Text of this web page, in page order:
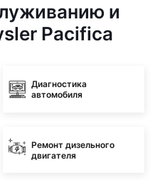
и
Pacifica
Диагностика
автомобиля
Ремонт дизельного
двигателя